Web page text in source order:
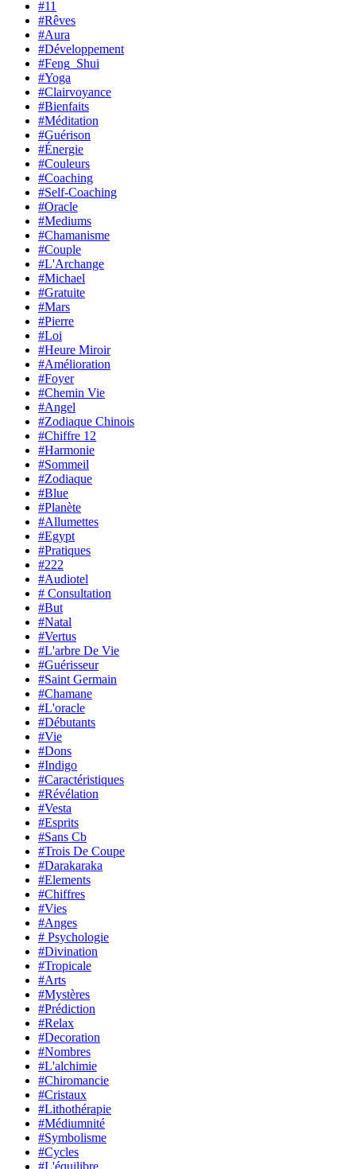
#11
#Rêves
#Aura
#Développement
#Feng_Shui
#Yoga
#Clairvoyance
#Bienfaits
#Méditation
#Guérison
#Énergie
#Couleurs
#Coaching
#Self-Coaching
#Oracle
#Mediums
#Chamanisme
#Couple
#L'Archange
#Michael
#Gratuite
#Mars
#Pierre
#Loi
#Heure Miroir
#Amélioration
#Foyer
#Chemin Vie
#Angel
#Zodiaque Chinois
#Chiffre 12
#Harmonie
#Sommeil
#Zodiaque
#Blue
#Planète
#Allumettes
#Egypt
#Pratiques
#222
#Audiotel
# Consultation
#But
#Natal
#Vertus
#L'arbre De Vie
#Guérisseur
#Saint Germain
#Chamane
#L'oracle
#Débutants
#Vie
#Dons
#Indigo
#Caractéristiques
#Révélation
#Vesta
#Esprits
#Sans Cb
#Trois De Coupe
#Darakaraka
#Elements
#Chiffres
#Vies
#Anges
# Psychologie
#Divination
#Tropicale
#Arts
#Mystères
#Prédiction
#Relax
#Decoration
#Nombres
#L'alchimie
#Chiromancie
#Cristaux
#Lithothérapie
#Médiumnité
#Symbolisme
#Cycles
#L'équilibre